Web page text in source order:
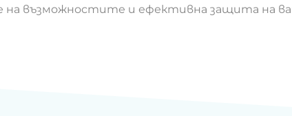
на възможностите и ефективна защита на